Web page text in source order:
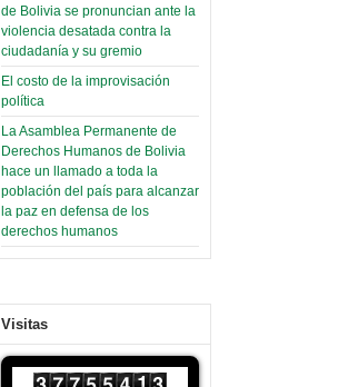
de Bolivia se pronuncian ante la
violencia desatada contra la
ciudadanía y su gremio
El costo de la improvisación
política
La Asamblea Permanente de
Derechos Humanos de Bolivia
hace un llamado a toda la
población del país para alcanzar
la paz en defensa de los
derechos humanos
Visitas